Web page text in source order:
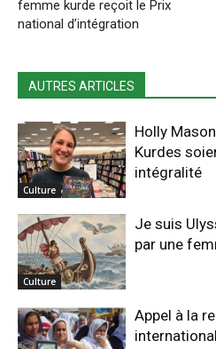
femme kurde reçoit le Prix
national d’intégration
AUTRES ARTICLES
Culture
Holly
Kurdes
intégralité
Culture
Je suis
par une
Appel à la